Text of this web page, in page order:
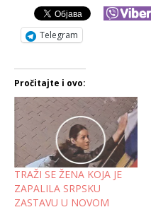
Telegram
Pročitajte i ovo:
TRAŽI SE ŽENA KOJA JE
ZAPALILA SRPSKU
ZASTAVU U NOVOM